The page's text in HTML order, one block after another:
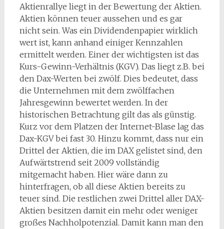
Aktienrallye liegt in der Bewertung der Aktien.
Aktien können teuer aussehen und es gar
nicht sein. Was ein Dividendenpapier wirklich
wert ist, kann anhand einiger Kennzahlen
ermittelt werden. Einer der wichtigsten ist das
Kurs-Gewinn-Verhältnis (KGV). Das liegt z.B. bei
den Dax-Werten bei zwölf. Dies bedeutet, dass
die Unternehmen mit dem zwölffachen
Jahresgewinn bewertet werden. In der
historischen Betrachtung gilt das als günstig.
Kurz vor dem Platzen der Internet-Blase lag das
Dax-KGV bei fast 30. Hinzu kommt, dass nur ein
Drittel der Aktien, die im DAX gelistet sind, den
Aufwärtstrend seit 2009 vollständig
mitgemacht haben. Hier wäre dann zu
hinterfragen, ob all diese Aktien bereits zu
teuer sind. Die restlichen zwei Drittel aller DAX-
Aktien besitzen damit ein mehr oder weniger
großes Nachholpotenzial. Damit kann man den